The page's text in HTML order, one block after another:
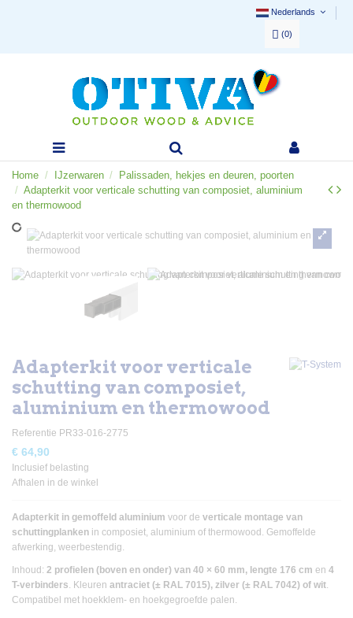
Nederlands
(0)
Home IJzerwaren
Palissaden, hekjes en deuren, poorten
Adapterkit voor verticale schutting van composiet, aluminium
en thermowood
Adapterkit voor verticale
schutting van composiet,
aluminium en thermowood
Referentie PR33-016-2775
€ 64,90
Inclusief belasting
Afhalen in de winkel
Adapterkit in gemoffeld aluminium voor de verticale montage van
schuttingplanken in composiet, aluminium of thermowood. Gemoffelde
afwerking, weerbestendig.
Inhoud: 2 profielen (boven en onder) van 40 × 60 mm, lengte 176 cm en 4
T-verbinders . Kleuren antraciet (± RAL 7015), zilver (± RAL 7042) of wit
Compatibel met hoekklem- en hoekgegroefde palen.